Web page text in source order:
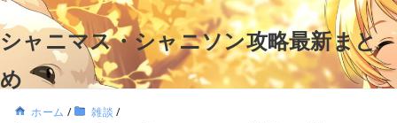
シャニマス・シャニソン攻略最新まと
め
ホーム / 雑談 /